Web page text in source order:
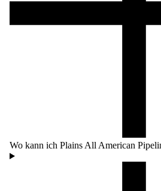
Wo kann ich Plains All American